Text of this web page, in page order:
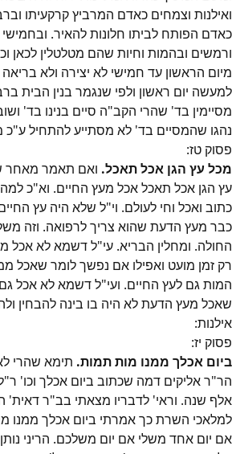
ואילנות וצמחים כאדם המרביץ קרקעיתו
כאדם הפותח לביתו חלונות להאיר. ובחמישי
ורמשים ובהמות וחיות שהם מטלטלין לכאן
מיום הראשון עד חמישי לא יצירה ולא
למעשה יום ראשון ולפי שנגמר בנין הבית
מסיימין בד' שהרי הקב"ה סיים בנינו בד'
נהגו שהמסיים בד' לא מסתייע להתחיל ע"כ
פסוק טז:
מכל עץ הגן אכל תאכל. ואם תאמר מאחר
עץ הגן אכל תאכל אכל מעץ החיים. וא"כ למה
כתוב ואכל וחי לעולם. וי"ל שלא היה עץ
כבר מעץ הדעת שהוא צריך לרפואה. וזה
החולה. ומחלין הבריא. עי"ל דשמא לא אכל
רק זמן מועט ואפילו אם נפשך לומר שאכל
המות גם לעץ החיים. ועי"ל דשמא לא אכל
שאכל מעץ הדעת לא היה בו בינה להבחין
אילנות:
פסוק יז:
ביום אכלך ממנו מות תמות. תימא שהרי
הר"ר אליקים דמה שכתוב ביום אכלך וכו'
אלף שנה. וראי' לדבריו מצאתי בב"ר
למלאכי השרת כך אמרתי ביום אכלך ממנו
אם יום אחד משלי אם יום משלכם. הריני